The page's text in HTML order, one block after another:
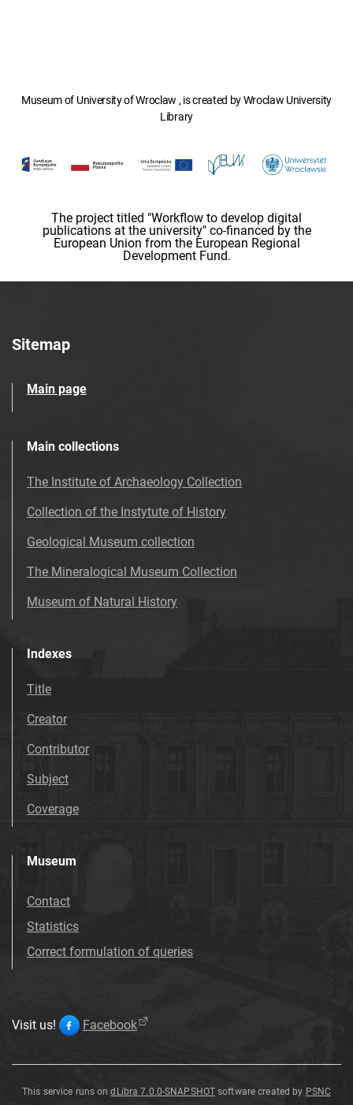
Museum of University of Wroclaw , is created by Wroclaw University
Library
The project titled "Workflow to develop digital
publications at the university" co-financed by the
European Union from the European Regional
Development Fund.
Sitemap
Main page
Main collections
The Institute of Archaeology Collection
Collection of the Instytute of History
Geological Museum collection
The Mineralogical Museum Collection
Museum of Natural History
Indexes
Title
Creator
Contributor
Subject
Coverage
Museum
Contact
Statistics
Correct formulation of queries
Visit us! Facebook
This service runs ondLibra 7.0.0-SNAPSHOT software created by PSNC